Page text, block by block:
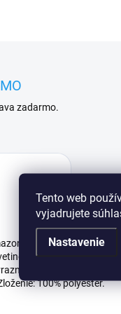
Tento web
vyjadrujete
Nastavenie
zadarmo.
, vyrobený z
potlač vám dodá
vašu krásu. Voľný
100% polyester.